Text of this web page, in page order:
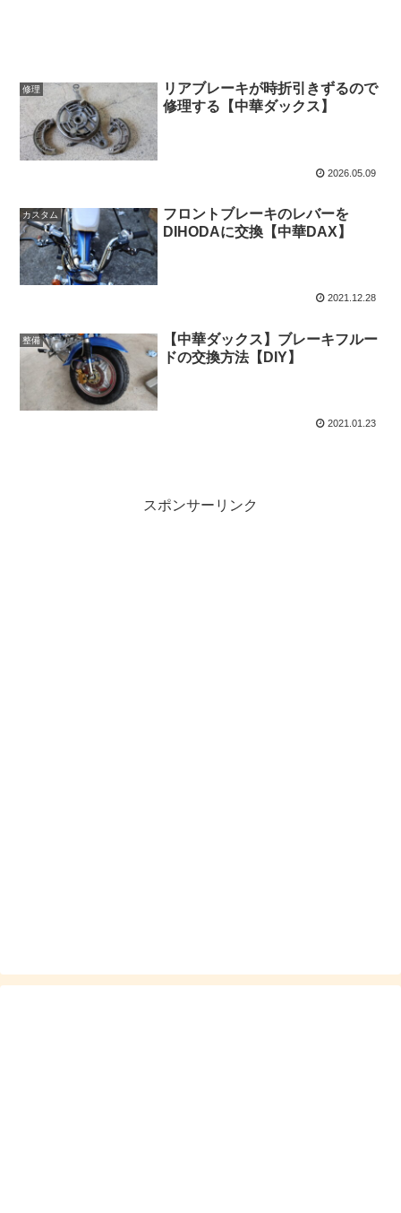
修理
リアブレーキが時折引きずるので
修理する【中華ダックス】
2026.05.09
カスタム
フロントブレーキのレバーを
DIHODAに交換【中華DAX】
2021.12.28
整備
【中華ダックス】ブレーキフルー
ドの交換方法【DIY】
2021.01.23
スポンサーリンク